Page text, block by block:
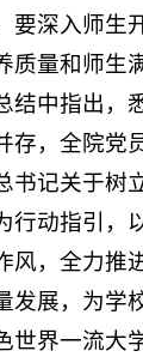
要深入师生
质量和师生
结中指出，
存，全院党
书记关于树
行动指引，
风，全力推
发展，为学
世界一流大